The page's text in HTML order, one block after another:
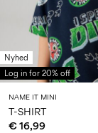
Nyhed
Log in for 20% off
NAME IT MINI
T-SHIRT
€ 16,99